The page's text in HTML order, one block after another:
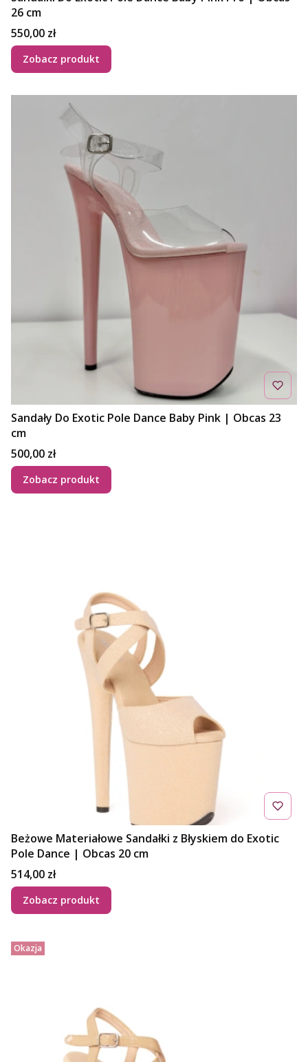
26 cm
Cena
550,00 zł
Zobacz produkt
Sandały Do Exotic Pole Dance Baby Pink | Obcas 23
cm
Cena
500,00 zł
Zobacz produkt
Beżowe Materiałowe Sandałki z Błyskiem do Exotic
Pole Dance | Obcas 20 cm
Cena
514,00 zł
Zobacz produkt
Okazja